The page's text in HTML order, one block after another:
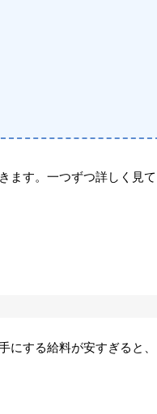
ます。一つずつ詳しく見て
にする給料が安すぎると、